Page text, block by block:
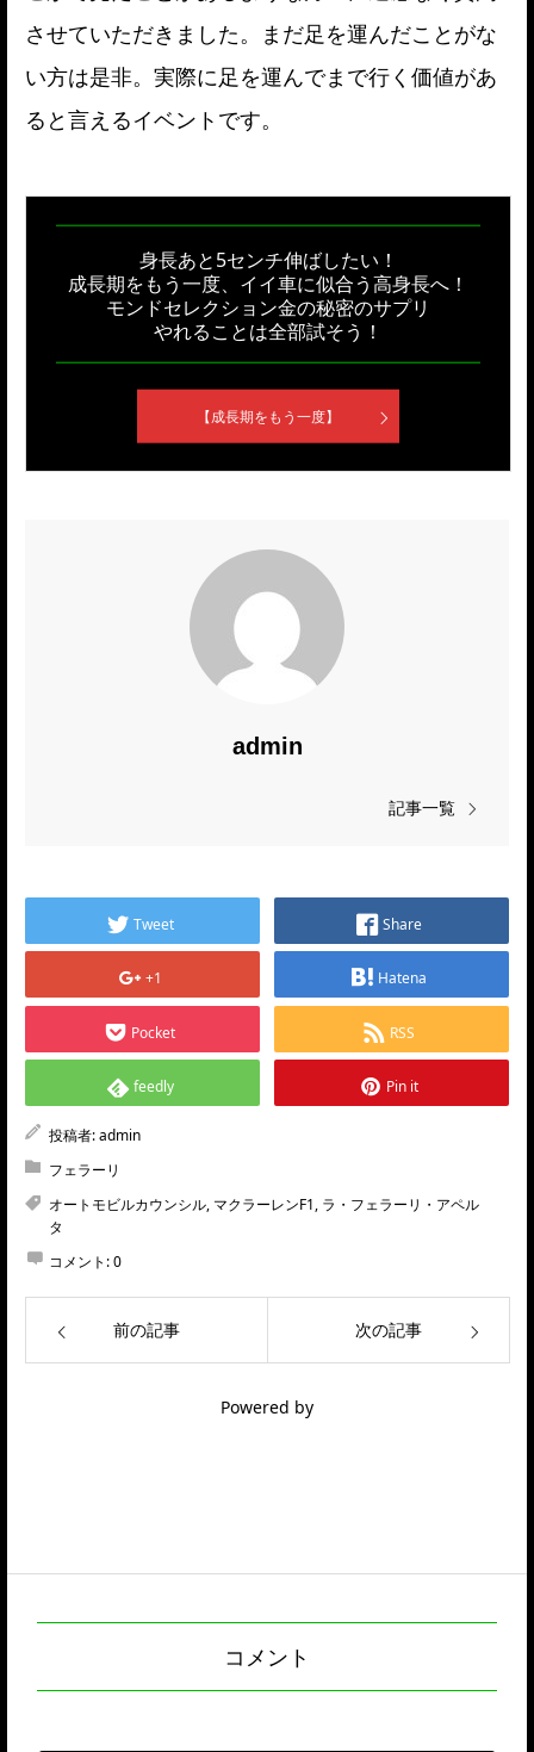
させていただきました。まだ足を運んだことがな
い方は是非。実際に足を運んでまで行く価値があ
ると言えるイベントです。
身長あと5センチ伸ばしたい！
成長期をもう一度、イイ車に似合う高身長へ！
モンドセレクション金の秘密のサプリ
やれることは全部試そう！
【成長期をもう一度】
admin
記事一覧
Tweet Share
+1 Hatena
Pocket RSS
feedly Pin it
投稿者:admin
フェラーリ
オートモビルカウンシル, マクラーレンF1, ラ・フェラーリ・アペル
タ
コメント:0
前の記事 次の記事
Powered by
コメント